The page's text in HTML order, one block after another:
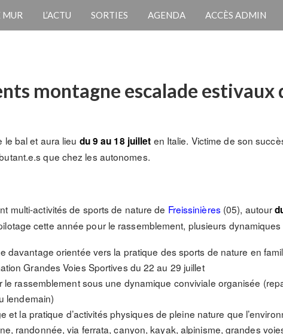
MUR L’ACTU SORTIES AGENDA ACCÈS ADMIN
montagne escalade estivaux
le bal et aura lieu du 9 au 18 juillet en Italie. Victime de son
que chez les autonomes.
multi-activités de sports de nature de Freissinières (05), autour
cette année pour le rassemblement, plusieurs dynamiques
davantage orientée vers la pratique des sports de nature en
Grandes Voies Sportives du 22 au 29 juillet
le rassemblement sous une dynamique conviviale organisée
lendemain)
et la pratique d’activités physiques de pleine nature que
randonnée, via ferrata, canyon, kayak, alpinisme, grandes